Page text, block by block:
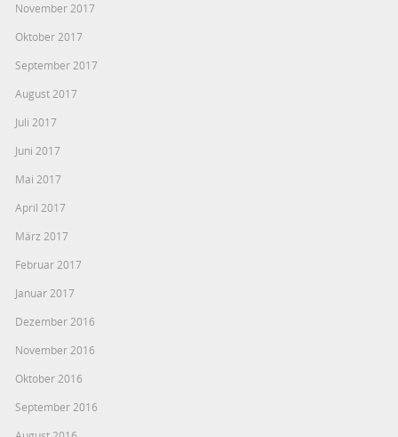
November 2017
Oktober 2017
September 2017
August 2017
Juli 2017
Juni 2017
Mai 2017
April 2017
März 2017
Februar 2017
Januar 2017
Dezember 2016
November 2016
Oktober 2016
September 2016